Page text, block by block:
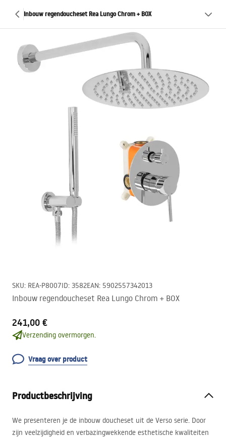
Inbouw regendoucheset Rea Lungo Chrom + BOX
SKU: REA-P8007ID: 3582EAN: 5902557342013
Inbouw regendoucheset Rea Lungo Chrom + BOX
241,00 €
Verzending overmorgen.
Vraag over product
Productbeschrijving
We presenteren je de inbouw doucheset uit de Verso serie. Door
zijn veelzijdigheid en verbazingwekkende esthetische kwaliteiten